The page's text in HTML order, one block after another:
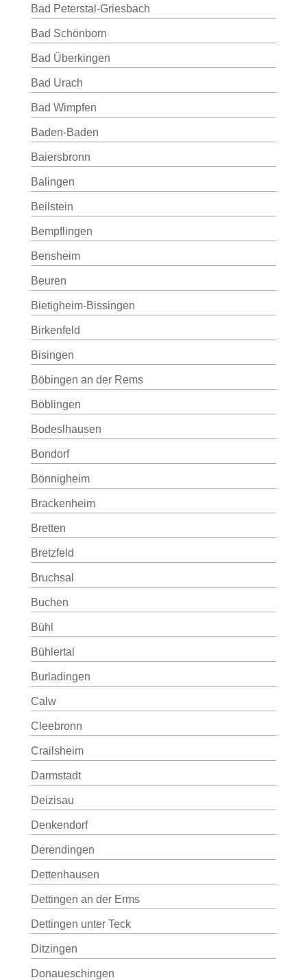
Bad Peterstal-Griesbach
Bad Schönborn
Bad Überkingen
Bad Urach
Bad Wimpfen
Baden-Baden
Baiersbronn
Balingen
Beilstein
Bempflingen
Bensheim
Beuren
Bietigheim-Bissingen
Birkenfeld
Bisingen
Böbingen an der Rems
Böblingen
Bodeslhausen
Bondorf
Bönnigheim
Brackenheim
Bretten
Bretzfeld
Bruchsal
Buchen
Bühl
Bühlertal
Burladingen
Calw
Cleebronn
Crailsheim
Darmstadt
Deizisau
Denkendorf
Derendingen
Dettenhausen
Dettingen an der Erms
Dettingen unter Teck
Ditzingen
Donaueschingen